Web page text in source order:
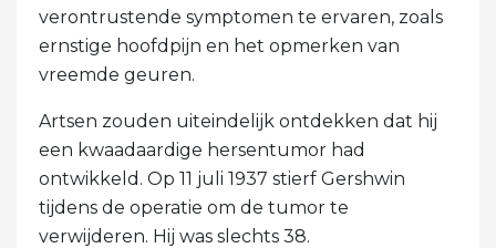
verontrustende symptomen te ervaren, zoals
ernstige hoofdpijn en het opmerken van
vreemde geuren.
Artsen zouden uiteindelijk ontdekken dat hij
een kwaadaardige hersentumor had
ontwikkeld. Op 11 juli 1937 stierf Gershwin
tijdens de operatie om de tumor te
verwijderen. Hij was slechts 38.